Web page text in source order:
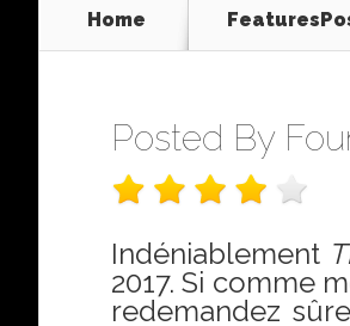
Home
Posted By
Indéniablement
2017. Si comme
redemandez